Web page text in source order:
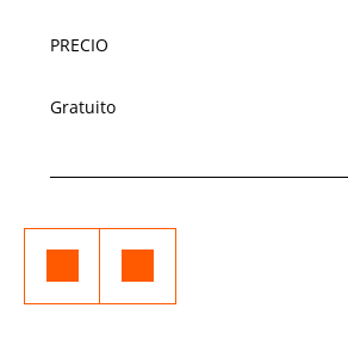
PRECIO
Gratuito